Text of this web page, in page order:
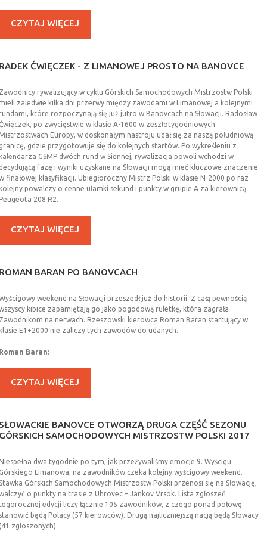
CZYTAJ WIĘCEJ
ĆWIĘCZEK - Z LIMANOWEJ PROSTO NA BANOVCE
rywalizujący w cyklu Górskich Samochodowych Mistrzostw Polski
zaledwie kilka dni przerwy między zawodami w Limanowej a kolejnymi
które rozpoczynają się już jutro w Banovcach na Słowacji. Radosław
po zwycięstwie w klasie A-1600 w zeszłotygodniowych
Europy, w doskonałym nastroju udał się za naszą południową
gdzie przygotowuje się do kolejnych startów. Po wykreśleniu z
GSMP dwóch rund w Siennej, rywalizacja powoli wchodzi w
fazę i wyniki uzyskane na Słowacji mogą mieć kluczowe znaczenie
finałowej klasyfikacji. Ubiegłoroczny Mistrz Polski w klasie N-2000 po raz
powalczy o cenne ułamki sekund i punkty w grupie A za kierownicą
208 R2.
CZYTAJ WIĘCEJ
BARAN PO BANOVCACH
weekend na Słowacji przeszedł już do historii. Z całą pewnością
kibice zapamiętają go jako pogodową ruletkę, która zagrała
na nerwach. Rzeszowski kierowca Roman Baran startujący w
E1+2000 nie zaliczy tych zawodów do udanych.
Baran:
CZYTAJ WIĘCEJ
BANOVCE OTWORZĄ DRUGA CZĘŚĆ SEZONU
SAMOCHODOWYCH MISTRZOSTW POLSKI 2017
dwa tygodnie po tym, jak przeżywaliśmy emocje 9. Wyścigu
Limanowa, na zawodników czeka kolejny wyścigowy weekend.
Górskich Samochodowych Mistrzostw Polski przenosi się na Słowację,
o punkty na trasie z Uhrovec – Jankov Vrsok. Lista zgłoszeń
edycji liczy łącznie 105 zawodników, z czego ponad połowę
będą Polacy (57 kierowców). Drugą najliczniejszą nacją będą Słowacy
zgłoszonych).